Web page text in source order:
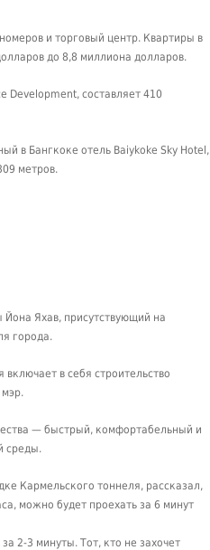
и торговый центр. Квартиры в
до 8,8 миллиона долларов.
Development, составляет 410
в Бангкоке отель Baiykoke Sky Hotel,
метров.
Яхав, присутствующий на
города.
в себя строительство
— быстрый, комфортабельный и
среды.
Кармельского тоннеля, рассказал,
можно будет проехать за 6 минут
2-3 минуты. Тот, кто не захочет